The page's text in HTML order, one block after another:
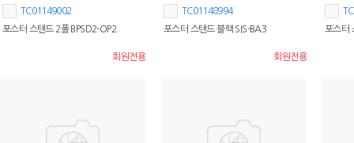
TC01149002
포스터 스탠드 2폴 BPSD2-OP2
회원전용
TC01148994
포스터 스탠드 블랙 SIS-BA3
회원전용
포스터